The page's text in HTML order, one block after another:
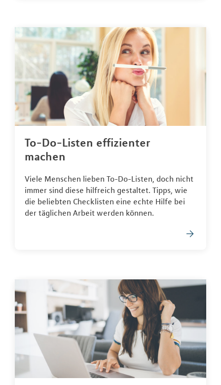
To-Do-Listen effizienter
machen
Viele Menschen lieben To-Do-Listen, doch nicht
immer sind diese hilfreich gestaltet. Tipps, wie
die beliebten Checklisten eine echte Hilfe bei
der täglichen Arbeit werden können.